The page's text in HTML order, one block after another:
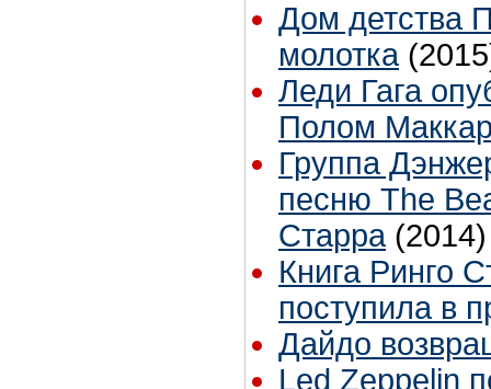
Дом детства
молотка
Леди Гага
Полом
Группа
песню The
Старра (2014)
Книга Ринго
поступила в
Дайдо
Led Zeppelin